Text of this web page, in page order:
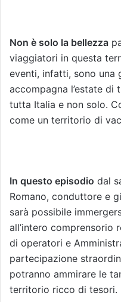
Non è solo la bellezza
viaggiatori in questa
eventi, infatti, sono una
accompagna l’estate
tutta Italia e non solo.
come un territorio di
In questo episodio dal
Romano, conduttore e
sarà possibile
all’intero comprensorio
di operatori e
partecipazione
potranno ammirare le
territorio ricco di tesori.